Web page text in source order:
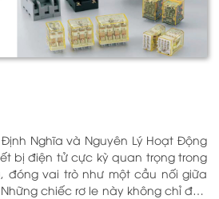
bị điện tử cực kỳ quan trọng trong
đóng vai trò như một cầu nối giữa
chiếc rơ le này không chỉ đơn